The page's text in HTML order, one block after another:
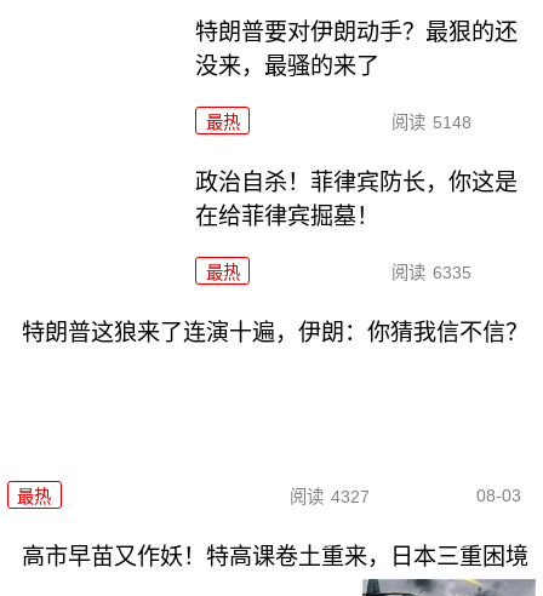
特朗普要对伊朗动手？最狠的还
没来，最骚的来了
最热 阅读 5148
政治自杀！菲律宾防长，你这是
在给菲律宾掘墓！
最热 阅读 6335
特朗普这狼来了连演十遍，伊朗：你猜我信不信？
最热 阅读 4327 08-03
高市早苗又作妖！特高课卷土重来，日本三重困境